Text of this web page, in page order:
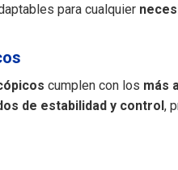
para cualquier
cumplen con los más
de estabilidad y control,